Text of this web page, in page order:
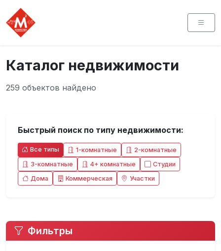
Каталог недвижимости
259 объектов найдено
Быстрый поиск по типу недвижимости:
Все типы 1-комнатные
2-комнатные
3-комнатные
4+ комнатные
Студии
Дома
Коммерческая Участки
Фильтры